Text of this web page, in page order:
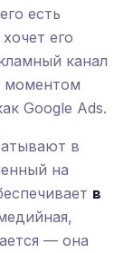
есть
его
канал
моментом
Google Ads.
в
на
в
— она